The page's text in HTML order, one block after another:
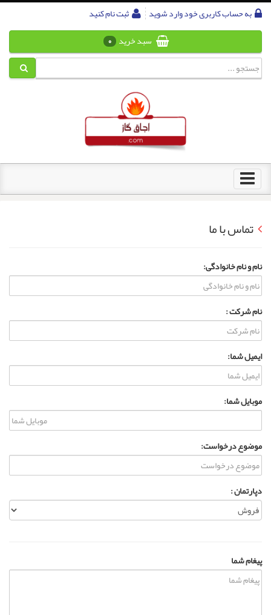
به حساب کاربری خود وارد شوید
ثبت نام کنید
سبد خرید
0
Toggle
navigation
تماس با ما
نام و نام خانوادگی:
نام شرکت :
ایمیل شما:
موبایل شما:
موضوع درخواست:
دپارتمان :
پیغام شما